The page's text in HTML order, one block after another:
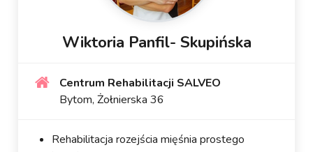
Wiktoria Panfil- Skupińska
Centrum Rehabilitacji SALVEO
Bytom, Żołnierska 36
Rehabilitacja rozejścia mięśnia prostego